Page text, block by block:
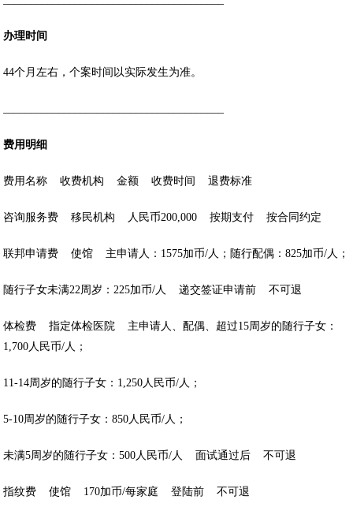
办理时间
44个月左右，个案时间以实际发生为准。
费用明细
费用名称 收费机构 金额 收费时间 退费标准
咨询服务费 移民机构 人民币200,000 按期支付 按合同约定
联邦申请费 使馆 主申请人：1575加币/人；随行配偶：825加币/人；
随行子女未满22周岁：225加币/人 递交签证申请前 不可退
体检费 指定体检医院 主申请人、配偶、超过15周岁的随行子女：
1,700人民币/人；
11-14周岁的随行子女：1,250人民币/人；
5-10周岁的随行子女：850人民币/人；
未满5周岁的随行子女：500人民币/人 面试通过后 不可退
指纹费 使馆 170加币/每家庭 登陆前 不可退